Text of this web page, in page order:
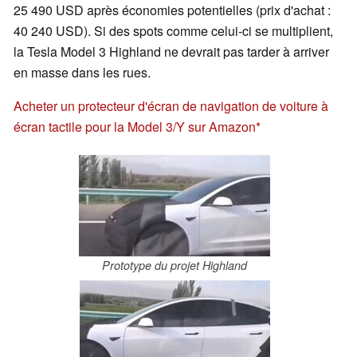
25 490 USD après économies potentielles (prix d'achat :
40 240 USD). Si des spots comme celui-ci se multiplient,
la Tesla Model 3 Highland ne devrait pas tarder à arriver
en masse dans les rues.
Acheter un protecteur d'écran de navigation de voiture à
écran tactile pour la Model 3/Y sur Amazon
Prototype du projet Highland